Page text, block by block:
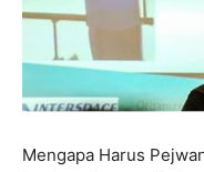
Mengapa Harus